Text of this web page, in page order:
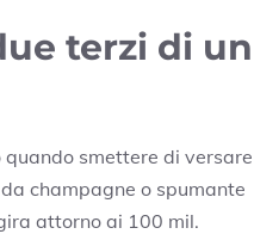
terzi di un
smettere di versare
champagne o spumante
attorno ai 100 mil.